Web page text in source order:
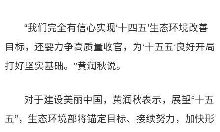
“我们完全有信心实现‘十四五’生态环境改善
目标，还要力争高质量收官，为‘十五五’良好开局
打好坚实基础。”黄润秋说。
对于建设美丽中国，黄润秋表示，展望“十五
五”，生态环境部将锚定目标、接续努力，加快形